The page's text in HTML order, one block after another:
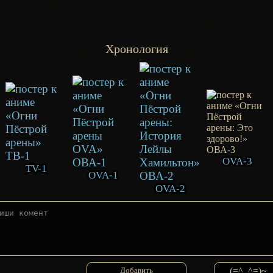
Хронология
TV-1
OVA-1
OVA-2
OVA-3
(=^_^=)~